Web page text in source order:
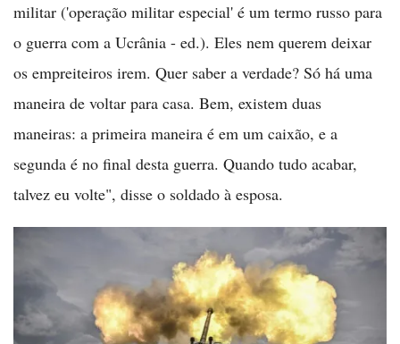
militar ('operação militar especial' é um termo russo para
o guerra com a Ucrânia - ed.). Eles nem querem deixar
os empreiteiros irem. Quer saber a verdade? Só há uma
maneira de voltar para casa. Bem, existem duas
maneiras: a primeira maneira é em um caixão, e a
segunda é no final desta guerra. Quando tudo acabar,
talvez eu volte", disse o soldado à esposa.